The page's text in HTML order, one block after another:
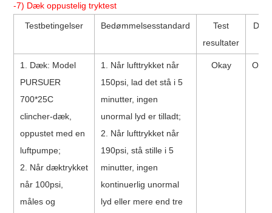
-7) Dæk oppustelig tryktest
Testbetingelser Bedømmelsesstandard
Test
resultater
Dom
1. Dæk: Model
PURSUER
700*25C
clincher-dæk,
oppustet med en
luftpumpe;
2. Når dæktrykket
når 100psi,
måles og
1. Når lufttrykket når
150psi, lad det stå i 5
minutter, ingen
unormal lyd er tilladt;
2. Når lufttrykket når
190psi, stå stille i 5
minutter, ingen
kontinuerlig unormal
lyd eller mere end tre
Okay Okay